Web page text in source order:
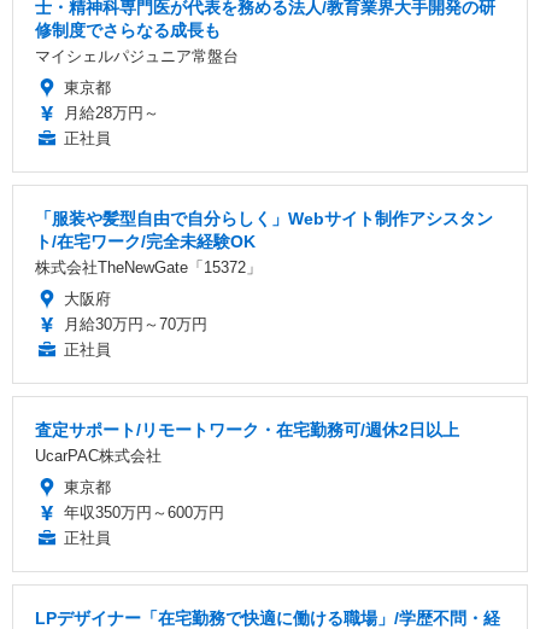
士・精神科専門医が代表を務める法人/教育業界大手開発の研
修制度でさらなる成長も
マイシェルパジュニア常盤台
東京都
月給28万円～
正社員
「服装や髪型自由で自分らしく」Webサイト制作アシスタン
ト/在宅ワーク/完全未経験OK
株式会社TheNewGate「15372」
大阪府
月給30万円～70万円
正社員
査定サポート/リモートワーク・在宅勤務可/週休2日以上
UcarPAC株式会社
東京都
年収350万円～600万円
正社員
LPデザイナー「在宅勤務で快適に働ける職場」/学歴不問・経